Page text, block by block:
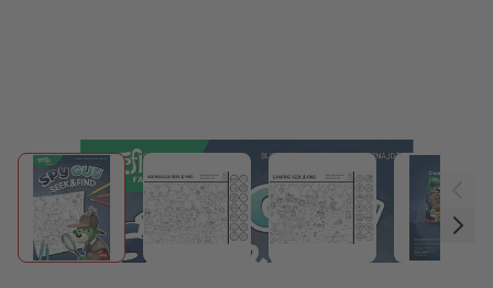
View larger imageView larger imageView larger image